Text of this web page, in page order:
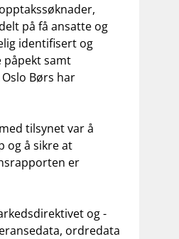
på få ansatte og
identifisert og
påpekt samt
Børs har
tilsynet var å
og å sikre at
er
og -
ordredata